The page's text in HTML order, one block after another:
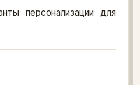
персонализации для